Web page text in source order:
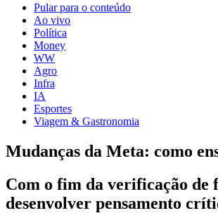
Pular para o conteúdo
Ao vivo
Política
Money
WW
Agro
Infra
IA
Esportes
Viagem & Gastronomia
Mudanças da Meta: como
Com o fim da verificação de
desenvolver pensamento